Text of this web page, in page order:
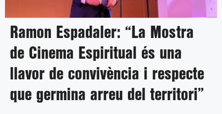
Ramon Espadaler: “La Mostra
de Cinema Espiritual és una
llavor de convivència i respecte
que germina arreu del territori”